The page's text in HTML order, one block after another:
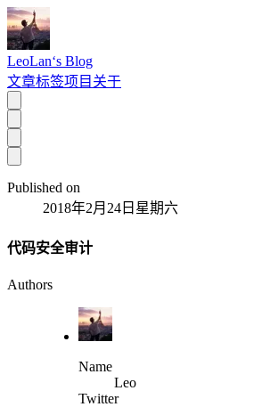
LeoLan‘s Blog
文章标签项目 关于
Published on
2018年2月24日星期六
代码安全审计
Authors
Name
Leo
Twitter